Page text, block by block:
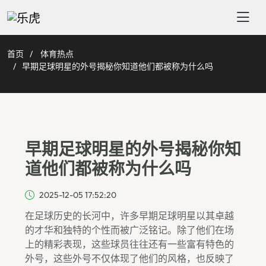
首页
体育热点
早期足球明星的外号揭秘你知道他们都被称为什么吗
早期足球明星的外号揭秘你知
道他们都被称为什么吗
2025-12-05 17:52:20
在足球历史的长河中，许多早期足球明星以其卓越
的才华和独特的个性而被广泛铭记。除了他们在场
上的精彩表现，这些球员往往还有一些富有特色的
外号，这些外号不仅体现了他们的风格，也反映了